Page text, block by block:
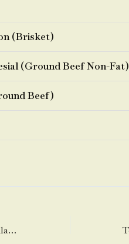
(Brisket)
(Ground Beef Non-Fat)
Beef)
Toko Daging Sapi terdekat Di Alam Jaya-Jatiuwung-Tangerang